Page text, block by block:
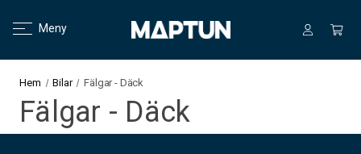
Meny
Hem Bilar Fälgar - Däck
Fälgar - Däck